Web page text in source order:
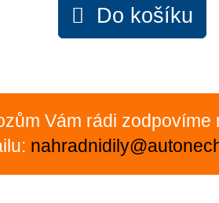
Do košíku
Vám rádi zodpovíme